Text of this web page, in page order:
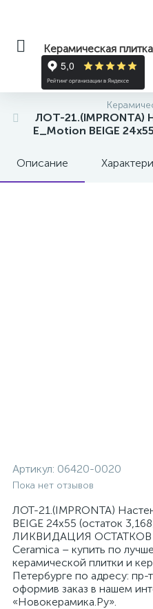
Керамическая
ЛОТ-21.(IMPRONTA)
E_Motion BEIGE
Описание
Артикул: 06420-0020
Пока нет отзывов
ЛОТ-21.(IMPRONTA)
BEIGE 24х55 (остаток
ЛИКВИДАЦИЯ ОСТАТКОВ
Ceramica – купить по
керамической плитки и
Петербурге по адресу:
оформив заказ в нашем
«Новокерамика.Ру».